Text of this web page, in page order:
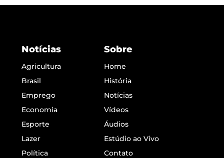
Notícias
Agricultura
Brasil
Emprego
Economia
Esporte
Lazer
Política
Sobre
Home
História
Notícias
Vídeos
Áudios
Estúdio ao Vivo
Contato